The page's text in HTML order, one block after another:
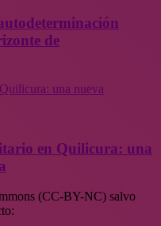
de
una nueva
en Quilicura: una
(CC-BY-NC) salvo